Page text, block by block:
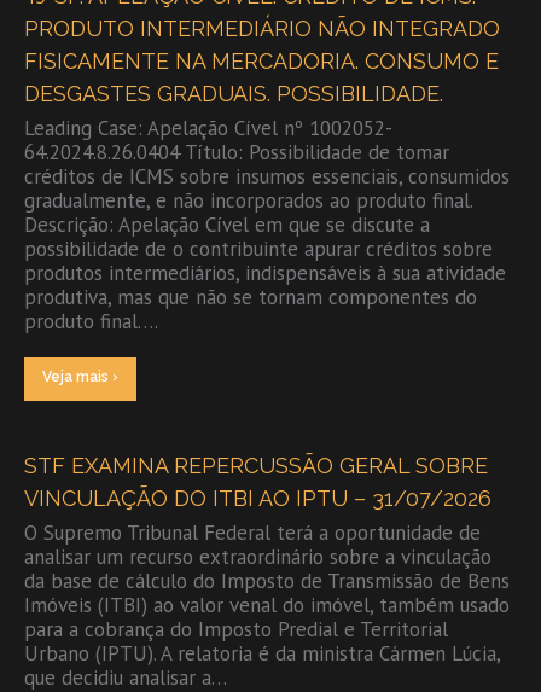
PRODUTO INTERMEDIÁRIO NÃO INTEGRADO
FISICAMENTE NA MERCADORIA. CONSUMO E
DESGASTES GRADUAIS. POSSIBILIDADE.
Leading Case: Apelação Cível nº 1002052-
64.2024.8.26.0404 Título: Possibilidade de tomar
créditos de ICMS sobre insumos essenciais, consumidos
gradualmente, e não incorporados ao produto final.
Descrição: Apelação Cível em que se discute a
possibilidade de o contribuinte apurar créditos sobre
produtos intermediários, indispensáveis à sua atividade
produtiva, mas que não se tornam componentes do
produto final….
Veja mais ›
STF EXAMINA REPERCUSSÃO GERAL SOBRE
VINCULAÇÃO DO ITBI AO IPTU – 31/07/2026
O Supremo Tribunal Federal terá a oportunidade de
analisar um recurso extraordinário sobre a vinculação
da base de cálculo do Imposto de Transmissão de Bens
Imóveis (ITBI) ao valor venal do imóvel, também usado
para a cobrança do Imposto Predial e Territorial
Urbano (IPTU). A relatoria é da ministra Cármen Lúcia,
que decidiu analisar a…